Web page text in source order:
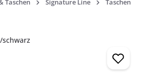
Taschen Signature Line
Taschen